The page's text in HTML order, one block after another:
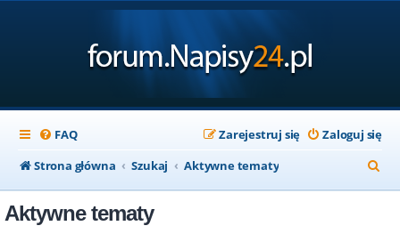
FAQ Zaloguj się
Zarejestruj się
Strona główna
Szukaj Aktywne tematy
z
Aktywne tematy